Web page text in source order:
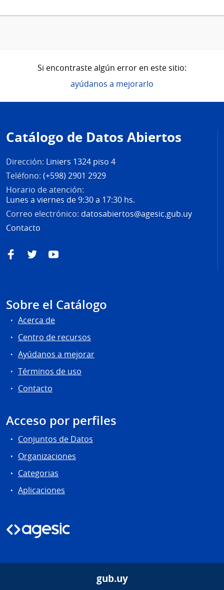
Si encontraste algún error en este sitio:
ayúdanos a mejorarlo
de
página
Catálogo de Datos Abiertos
Dirección: Liniers 1324 piso 4
Teléfono: (+598) 2901 2929
Horario de atención:
Lunes a viernes de 9:30 a 17:30 hs.
Correo electrónico: datosabiertos@agesic.gub.uy
Contacto
FacebookTwitterYouTube
Sobre el Catálogo
Acerca de
Centro de recursos
Ayúdanos a mejorar
Términos de uso
Contacto
Acceso por perfiles
Conjuntos de Datos
Organizaciones
Categorias
Aplicaciones
gub.uy